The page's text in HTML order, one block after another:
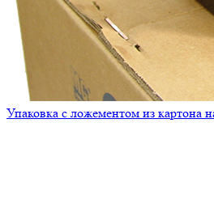
Упаковка с ложементом из картона